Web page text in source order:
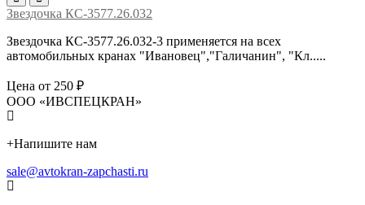
Звездочка КС-3577.26.032
Звездочка КС-3577.26.032-3 применяется на всех
автомобильных кранах "Ивановец","Галичанин", "Кл.....
Цена от 250 ₽
ООО «ИВСПЕЦКРАН»
+Напишите нам
sale@avtokran-zapchasti.ru